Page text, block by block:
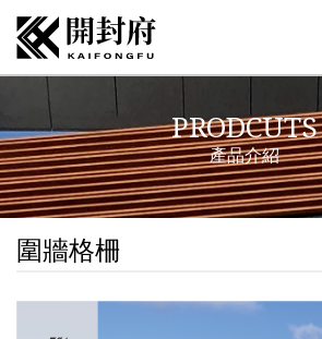
PRODCUTS
產品介紹
圍牆格柵